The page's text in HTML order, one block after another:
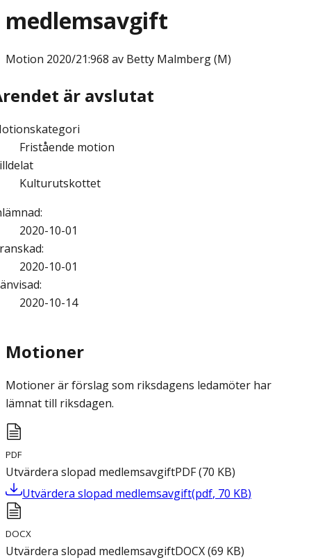
medlemsavgift
Motion 2020/21:968 av Betty Malmberg (M)
är avslutat
Fristående motion
Kulturutskottet
:
2020-10-01
:
2020-10-01
:
2020-10-14
Motioner
Motioner är förslag som riksdagens ledamöter har
lämnat till riksdagen.
PDF
Utvärdera slopad medlemsavgiftPDF(70 KB)
Utvärdera slopad medlemsavgift(pdf, 70 KB)
DOCX
Utvärdera slopad medlemsavgiftDOCX(69 KB)